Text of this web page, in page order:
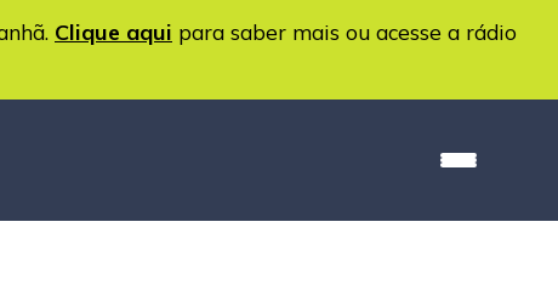
Clique aqui para saber mais ou acesse a rádio